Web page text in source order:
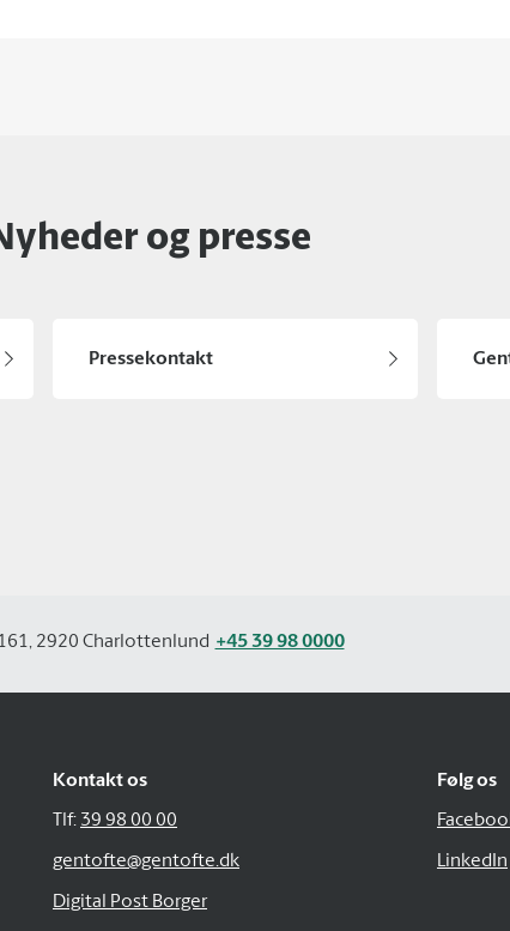
og presse
Pressekontakt
2920 Charlottenlund +45 39 98 0000
Kontakt os
Tlf: 39 98 00 00
gentofte@gentofte.dk
Digital Post Borger
Følg os
LinkedIn